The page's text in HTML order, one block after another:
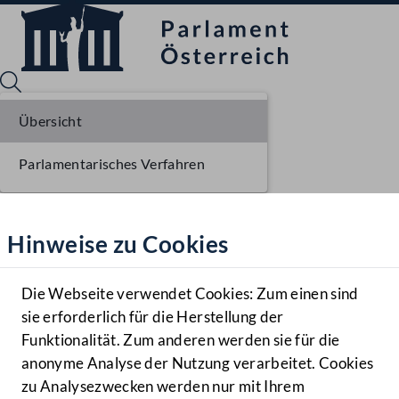
Hilfe
Benutzer
Navigationsmenü öffnen
MENÜ
Hinweise zu Cookies
Die Webseite verwendet Cookies: Zum einen sind
sie erforderlich für die Herstellung der
Funktionalität. Zum anderen werden sie für die
anonyme Analyse der Nutzung verarbeitet. Cookies
zu Analysezwecken werden nur mit Ihrem
Übersicht
Parlamentarisches Verfahren